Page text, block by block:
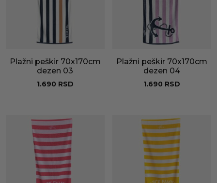
Plažni peškir 70x170cm
dezen 03
1.690 RSD
Plažni peškir 70x170cm
dezen 04
1.690 RSD